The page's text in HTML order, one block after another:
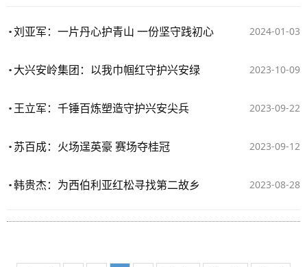
2024-01-03
刘亚军：一片丹心护青山 一份坚守践初心
2023-10-09
大兴安岭集团：以我巾帼红守护兴安绿
2023-09-22
王立军：千锤百炼塑造守护兴安尖兵
2023-09-12
苏百成：火场逞英豪 赛场夺桂冠
2023-08-28
韩贵杰：为西伯利亚红松寻找第二故乡